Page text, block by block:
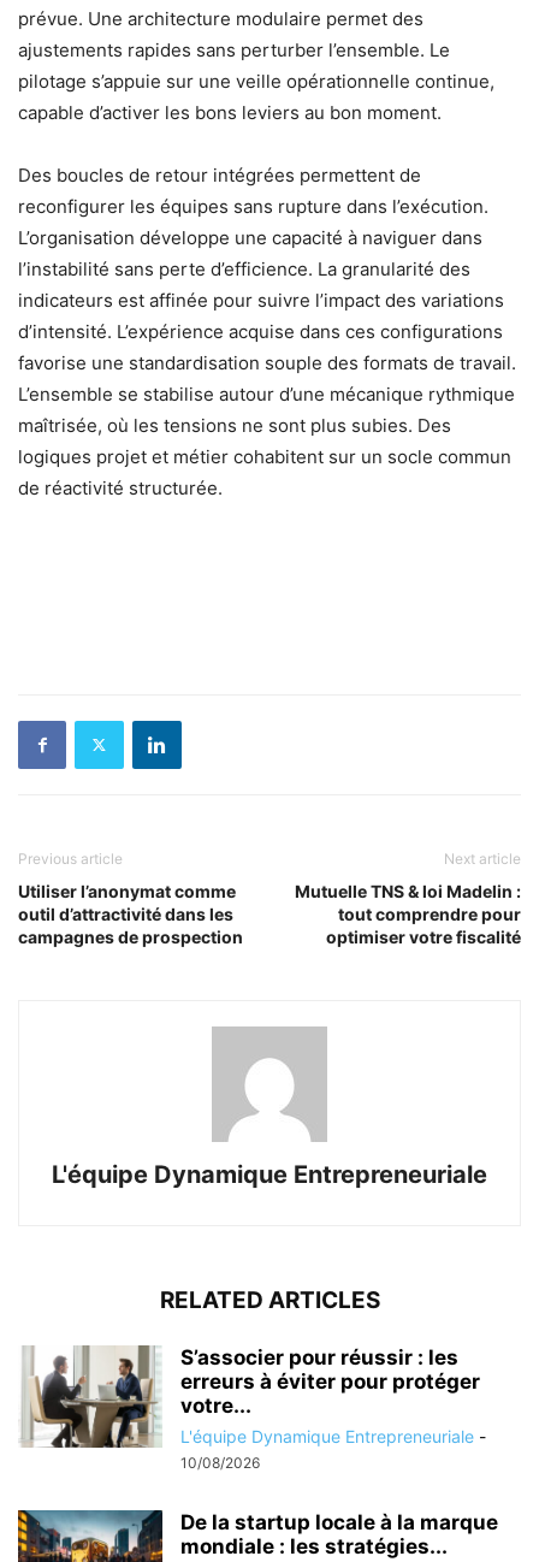
prévue. Une architecture modulaire permet des
ajustements rapides sans perturber l’ensemble. Le
pilotage s’appuie sur une veille opérationnelle continue,
capable d’activer les bons leviers au bon moment.
Des boucles de retour intégrées permettent de
reconfigurer les équipes sans rupture dans l’exécution.
L’organisation développe une capacité à naviguer dans
l’instabilité sans perte d’efficience. La granularité des
indicateurs est affinée pour suivre l’impact des variations
d’intensité. L’expérience acquise dans ces configurations
favorise une standardisation souple des formats de travail.
L’ensemble se stabilise autour d’une mécanique rythmique
maîtrisée, où les tensions ne sont plus subies. Des
logiques projet et métier cohabitent sur un socle commun
de réactivité structurée.
Previous article
Utiliser l’anonymat comme
outil d’attractivité dans les
campagnes de prospection
Next article
Mutuelle TNS & loi Madelin :
tout comprendre pour
optimiser votre fiscalité
L'équipe Dynamique Entrepreneuriale
RELATED ARTICLES
S’associer pour réussir : les
erreurs à éviter pour protéger
votre...
L'équipe Dynamique Entrepreneuriale -
10/08/2026
De la startup locale à la marque
mondiale : les stratégies...